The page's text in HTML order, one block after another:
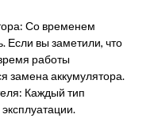
Со временем
Если вы заметили, что
работы
замена аккумулятора.
Каждый тип